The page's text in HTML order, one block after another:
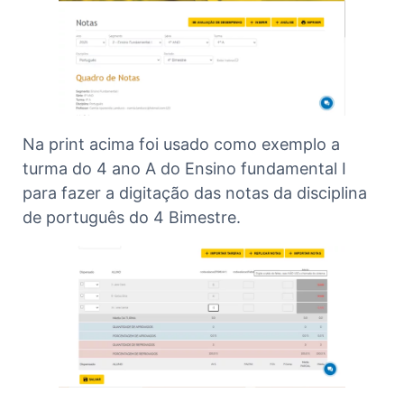
Na print acima foi usado como exemplo a
turma do 4 ano A do Ensino fundamental I
para fazer a digitação das notas da disciplina
de português do 4 Bimestre.